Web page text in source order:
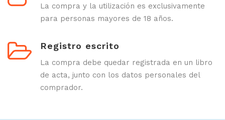
La compra y la utilización es exclusivamente
para personas mayores de 18 años.
Registro escrito
La compra debe quedar registrada en un libro
de acta, junto con los datos personales del
comprador.